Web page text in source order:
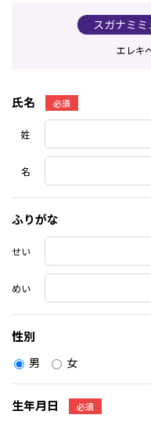
スガナミ
エレキ
氏名 必須
姓
名
ふりがな
せい
めい
性別
男 女
生年月日 必須